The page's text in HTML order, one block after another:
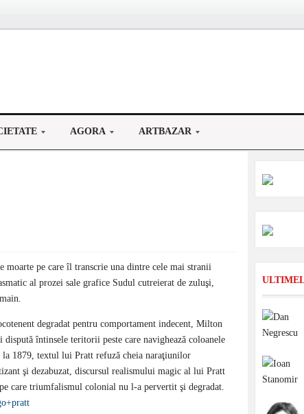
AGORA ARTBAZAR
pe care îl transcrie una dintre cele mai stranii
al prozei sale grafice Sudul cutreierat de zuluşi,
degradat pentru comportament indecent, Milton
întinsele teritorii peste care navighează coloanele
1879, textul lui Pratt refuză cheia naraţiunilor
şi dezabuzat, discursul realismului magic al lui Pratt
care triumfalismul colonial nu l-a pervertit şi degradat.